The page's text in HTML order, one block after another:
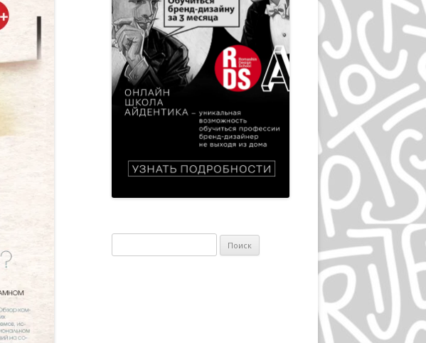
3 ЛЕКЦИИ О ГРАФИЧЕСКОМ
ДИЗАЙНЕ ГЦСИ
АЛАН ФЛЕТЧЕР
ГРУППА HIPGNOSIS
KАРЕЛ МАРТЕНС
РОЛЬФ МЮЛЛЕР
ДАН РАЙЗИНГЕР
ВЕРНЕР ЕККЕР
ДМИТРИЙ КАВКО
ЛЕЙЕНДЕКЕР